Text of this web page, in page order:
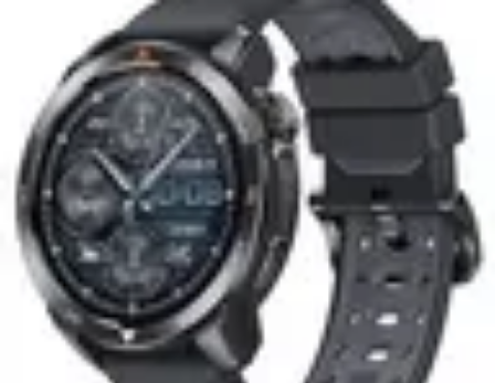
Tout sur le Padel
Entraînement et TechniquesTechniques et
StratégiesÉquipementTendancesÉquipement et Terrain
Tout sur le Padel